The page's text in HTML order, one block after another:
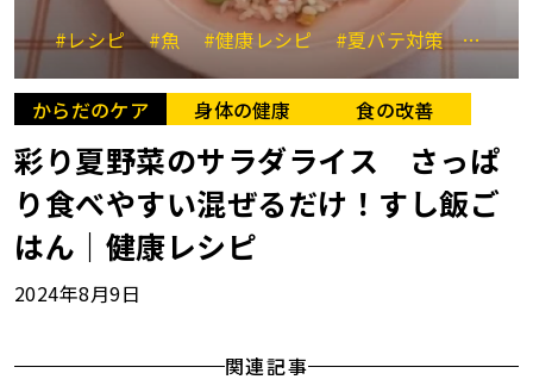
#レシピ #魚 #健康レシピ #夏バテ対策 #夏野
からだのケア 身体の健康 食の改善
彩り夏野菜のサラダライス さっぱ
り食べやすい混ぜるだけ！すし飯ご
はん｜健康レシピ
2024年8月9日
関連記事